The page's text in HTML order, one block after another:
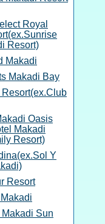
Royal
Resort)
Makadi
Makadi Bay
Oasis
Makadi
Resort)
Y
Resort
Sun